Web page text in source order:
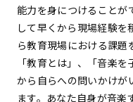
能力を身につけることが
して早くから現場経験
ら教育現場における課題
「教育とは」、「音楽
から自らへの問いかけが
ます。あなた自身が音楽